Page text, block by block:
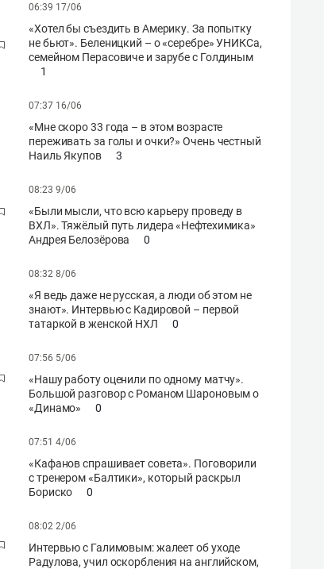
06:39 17/06
«Хотел бы съездить в Америку. За попытку
не бьют». Беленицкий – о «серебре» УНИКСа,
семейном Перасовиче и зарубе с Голдиным
1
07:37 16/06
«Мне скоро 33 года – в этом возрасте
переживать за голы и очки?» Очень честный
Наиль Якупов
3
08:23 9/06
«Были мысли, что всю карьеру проведу в
ВХЛ». Тяжёлый путь лидера «Нефтехимика»
Андрея Белозёрова
0
08:32 8/06
«Я ведь даже не русская, а люди об этом не
знают». Интервью с Кадировой – первой
татаркой в женской НХЛ
0
07:56 5/06
«Нашу работу оценили по одному матчу».
Большой разговор c Романом Шароновым о
«Динамо»
0
07:51 4/06
«Кафанов спрашивает совета». Поговорили
с тренером «Балтики», который раскрыл
Бориско
0
08:02 2/06
Интервью с Галимовым: жалеет об уходе
Радулова, учил оскорбления на английском,